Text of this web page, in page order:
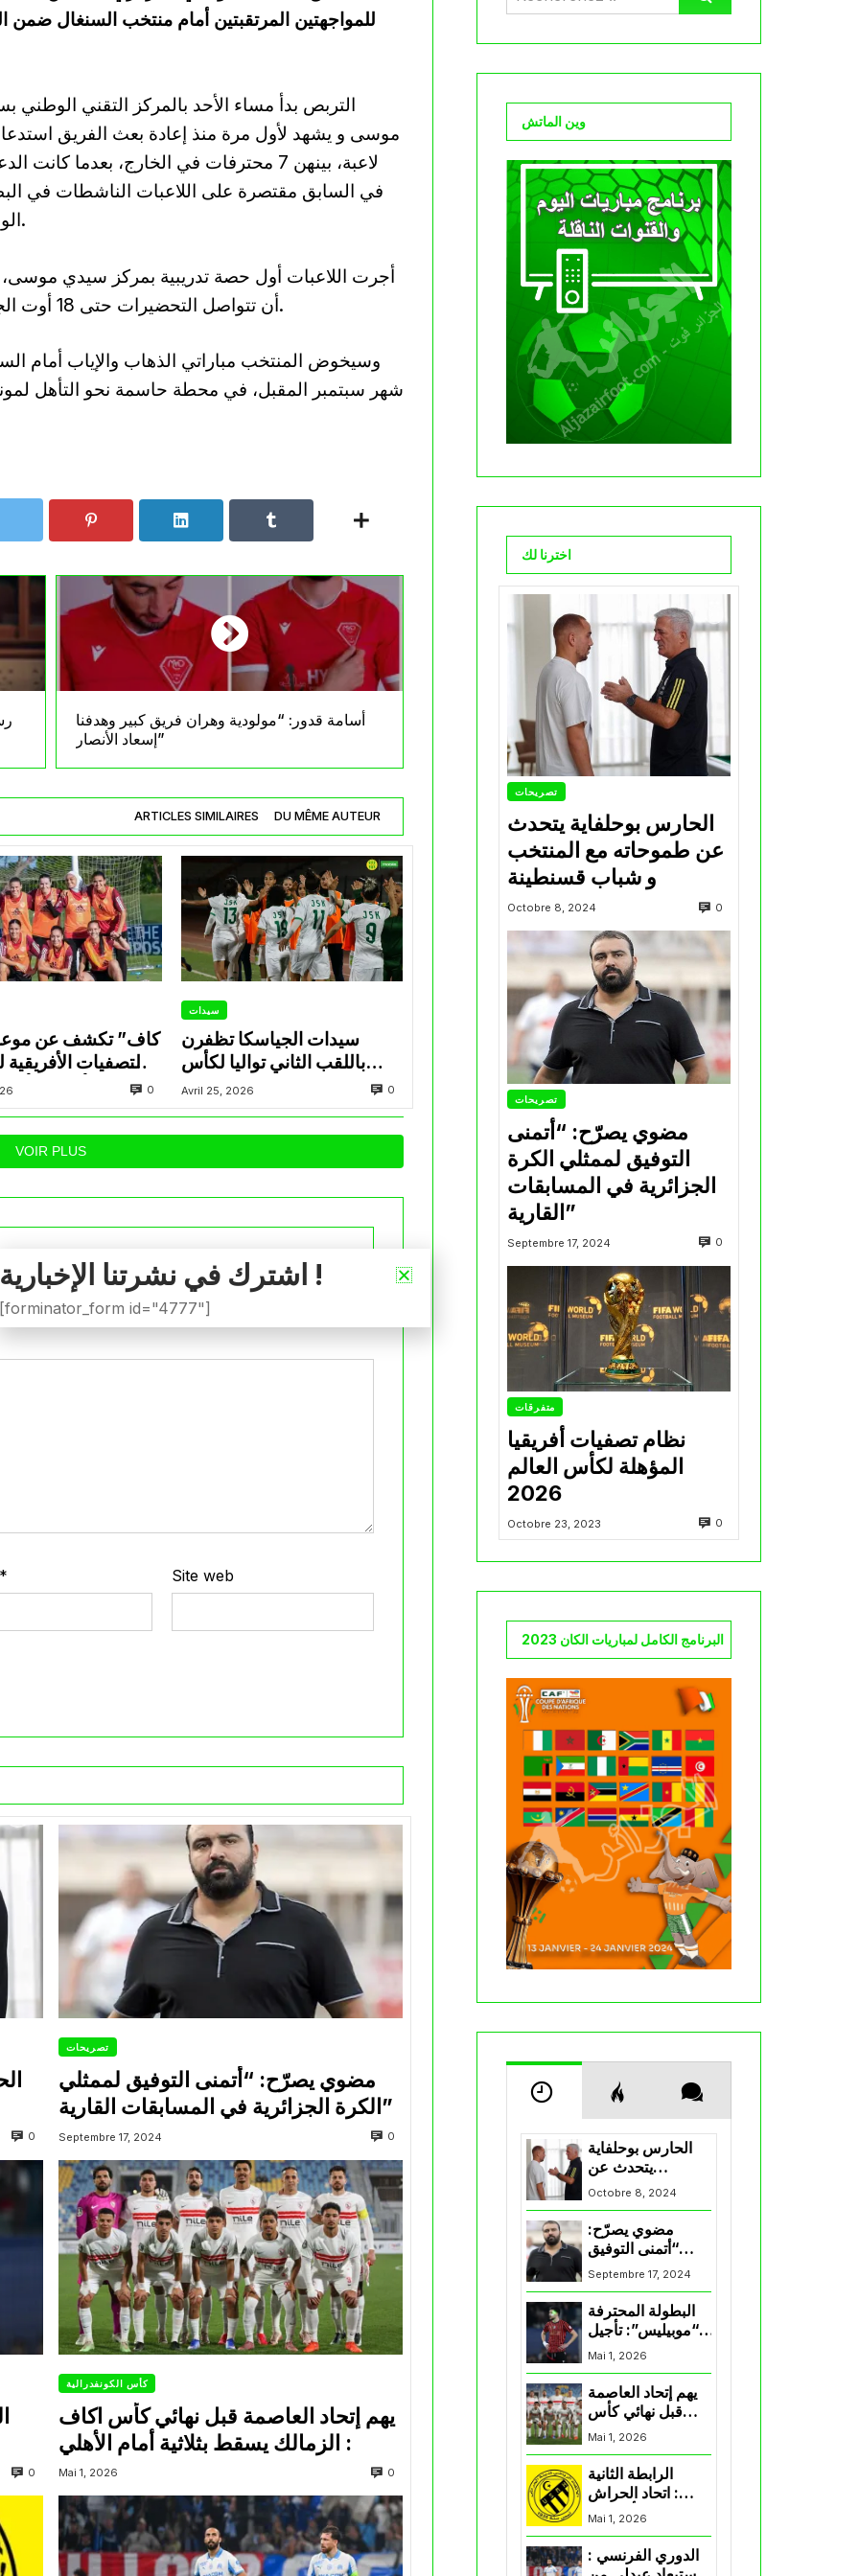
للمواجهتين المرتقبتين أمام منتخب السنغال ضمن
التربص بدأ مساء الأحد بالمركز التقني الوطني
لاعبة، بينهن 7 محترفات في الخارج، بعدما كانت
في السابق مقتصرة على اللاعبات الناشطات في
الوطنية.
أجرت اللاعبات أول حصة تدريبية بمركز سيدي
أن تتواصل التحضيرات حتى 18 أوت الجاري.
وسيخوض المنتخب مباراتي الذهاب والإياب أمام
شهر سبتمبر المقبل، في محطة حاسمة نحو التأهل
أسامة قدور: “مولودية وهران فريق كبير وهدفنا
إسعاد الأنصار”
ARTICLES SIMILAIRES DU MÊME AUTEUR
التصفيات
المؤهلة للألعاب
أنجلس
0
سيدات
سيدات الجياسكا تظفرن
باللقب الثاني تواليا لكأس
الجزائر
Avril 25, 2026 0
VOIR PLUS
Les champs obligatoires sont indiqués avec
* Site web
0
تصريحات
مضوي يصرّح: “أتمنى التوفيق لممثلي
الكرة الجزائرية في المسابقات القارية”
Septembre 17, 2024 0
0
كأس الكونفدرالية
يهم إتحاد العاصمة قبل نهائي كأس اكاف
Mai 1, 2026 0
وين الماتش
اخترنا لك
تصريحات
الحارس بوحلفاية يتحدث
عن طموحاته مع المنتخب
و شباب قسنطينة
Octobre 8, 2024 0
تصريحات
مضوي يصرّح: “أتمنى
التوفيق لممثلي الكرة
الجزائرية في المسابقات
القارية”
Septembre 17, 2024 0
متفرقات
نظام تصفيات أفريقيا
المؤهلة لكأس العالم
2026
Octobre 23, 2023 0
البرنامج الكامل لمباريات الكان 2023
الحارس بوحلفاية
يتحدث عن
طموحاته مع
المنتخب و شباب
قسنطينة
Octobre 8, 2024
مضوي يصرّح:
“أتمنى التوفيق
لممثلي الكرة
الجزائرية في
Septembre 17, 2024
البطولة المحترفة
“موبيليس”: تأجيل
مباراة إتحاد
العاصمة وأتلتيك
بارادو
Mai 1, 2026
يهم إتحاد العاصمة
قبل نهائي كأس
اكاف : الزمالك
يسقط بثلاثية أمام
Mai 1, 2026
الرابطة الثانية
: اتحاد الحراش
يحسم التأهل إلى
“البلاي أوف”
Mai 1, 2026
الدوري الفرنسي :
اشترك في نشرتنا الإخبارية !
[forminator_form id="4777"]